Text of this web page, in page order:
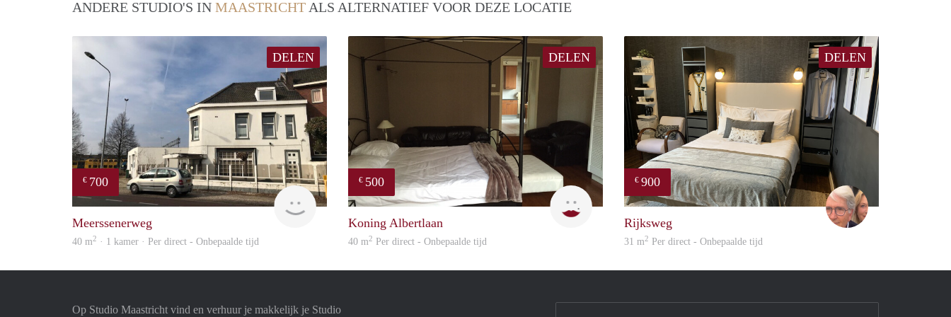
ANDERE STUDIO'S IN MAASTRICHT ALS ALTERNATIEF VOOR DEZE LOCATIE
DELEN
€ 700
Woonhuis
Meerssenerweg
40 m2 · 1 kamer · Per direct - Onbepaalde tijd
DELEN
€ 500
Koning Albertlaan
40 m2 Per direct - Onbepaalde tijd
DELEN
€ 900
Rijksweg
31 m2 Per direct - Onbepaalde tijd
Op Studio Maastricht vind en verhuur je makkelijk je Studio